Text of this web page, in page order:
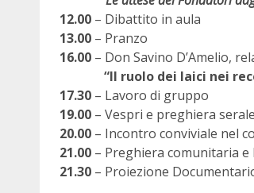
12.00 – Dibattito in aula
13.00 – Pranzo
16.00 – Don Savino D’Amelio,
“Il ruolo dei laici nei
17.30 – Lavoro di gruppo
19.00 – Vespri e preghiera serale
20.00 – Incontro conviviale nel
21.00 – Preghiera comunitaria e
21.30 – Proiezione